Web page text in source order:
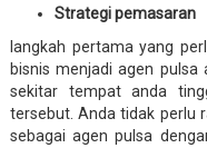
Strategi pemasaran
langkah pertama yang
bisnis menjadi agen
sekitar tempat anda
tersebut. Anda tidak perlu
sebagai agen pulsa